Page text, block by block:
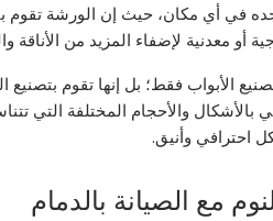
في أي مكان، حيث إن الورشة تقوم
أو معدنية لإضفاء المزيد من الأناقة
الأبواب فقط؛ بل إنها تقوم
بالأشكال والأحجام المختلفة التي
احترافي وأنيق.
مع الصيانة بالدمام